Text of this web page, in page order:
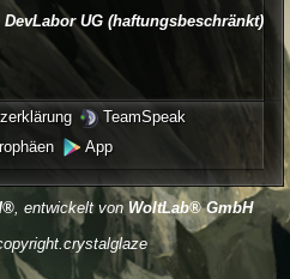
DevLabor UG (haftungsbeschränkt)
TeamSpeak
App
, entwickelt von WoltLab® GmbH